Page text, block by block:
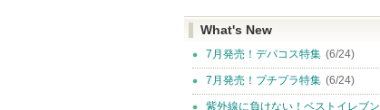
What's New
7月発売！デパコス特集 (6/24)
7月発売！プチプラ特集 (6/24)
紫外線に負けない！ベストイレブン